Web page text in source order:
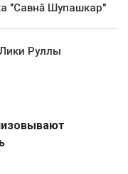
"Савнă Шупашкар"
Руллы